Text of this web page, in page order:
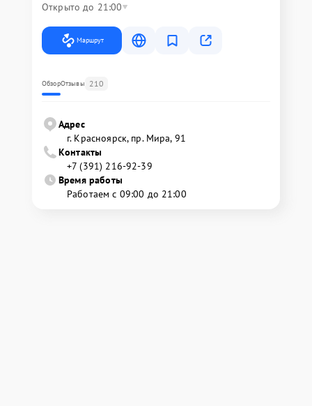
Открыто до 21:00
Маршрут
ОбзорОтзывы 210
Адрес
г. Красноярск, ​пр. Мира, 91
Контакты
+7 (391) 216-92-39
Время работы
Работаем с 09:00 до 21:00